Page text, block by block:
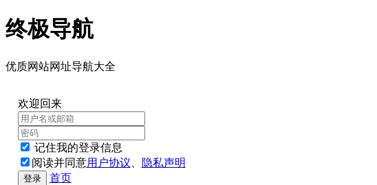
终极导航
优质网站网址导航大全
欢迎回来
记住我的登录信息
阅读并同意用户协议 、 隐私声明
登录 首页